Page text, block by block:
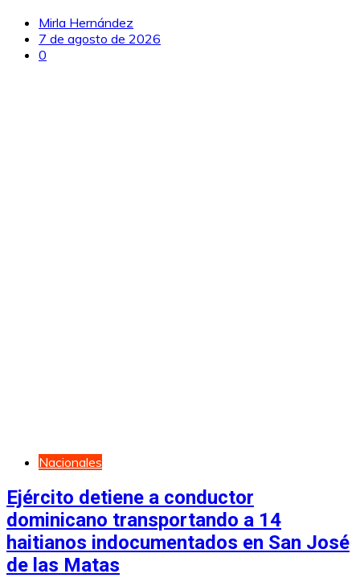
Mirla Hernández
7 de agosto de 2026
0
Nacionales
Ejército detiene a conductor
dominicano transportando a 14
haitianos indocumentados en San José
de las Matas